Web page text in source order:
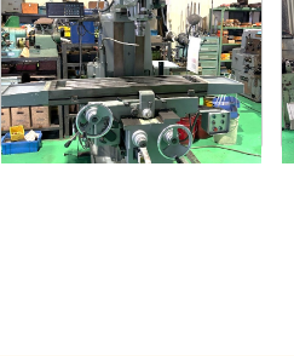
メーカー 静岡
形 式VHR-A
年 式1989